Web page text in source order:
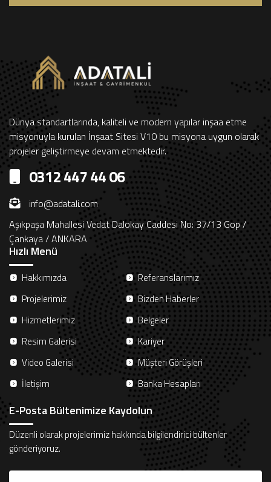
Dünya standartlarında, kaliteli ve modern yapılar inşaa etme
misyonuyla kurulan İnşaat Sitesi V10 bu misyona uygun olarak
projeler geliştirmeye devam etmektedir.
0312 447 44 06
info@adatali.com
Aşıkpaşa Mahallesi Vedat Dalokay Caddesi No: 37/13 Gop /
Çankaya / ANKARA
Hızlı Menü
Hakkımızda
Projelerimiz
Hizmetlerimiz
Resim Galerisi
Video Galerisi
İletişim
Referanslarımız
Bizden Haberler
Belgeler
Kariyer
Müşteri Görüşleri
Banka Hesapları
E-Posta Bültenimize Kaydolun
Düzenli olarak projelerimiz hakkında bilgilendirici bültenler
gönderiyoruz.